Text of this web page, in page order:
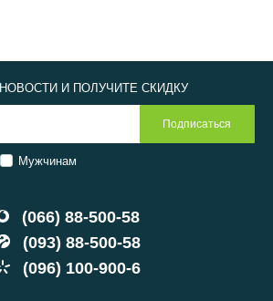
(066) 88-500-58
(093) 88-500-58
(096) 100-900-6
И ПОЛУЧИТЕ СКИДКУ
Мужчинам